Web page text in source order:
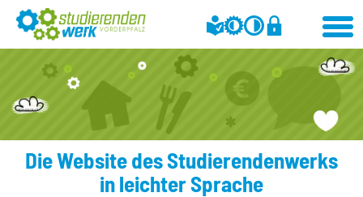
Die Website des Studierendenwerks
in leichter Sprache